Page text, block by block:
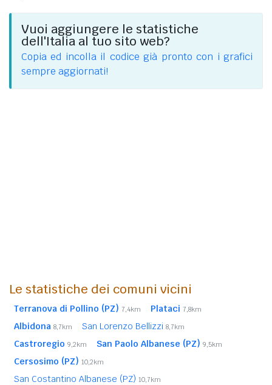
Vuoi aggiungere le statistiche
dell'Italia al tuo sito web?
Copia ed incolla il codice già pronto con i grafici
sempre aggiornati!
Le statistiche dei comuni vicini
Terranova di Pollino (PZ) 7,4km Plataci 7,8km
Albidona 8,7km San Lorenzo Bellizzi 8,7km
Castroregio 9,2km San Paolo Albanese (PZ) 9,5km
Cersosimo (PZ) 10,2km
San Costantino Albanese (PZ) 10,7km